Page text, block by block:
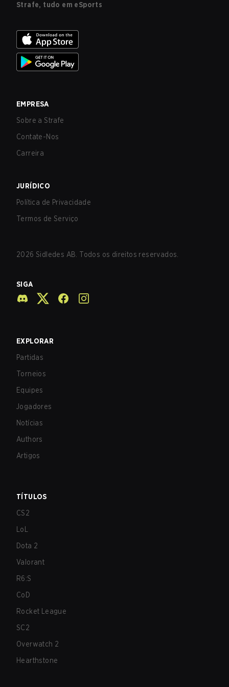
Strafe, tudo em eSports
EMPRESA
Sobre a Strafe
Contate-Nos
Carreira
JURÍDICO
Política de Privacidade
Termos de Serviço
2026 Sidledes AB. Todos os direitos reservados.
SIGA
EXPLORAR
Partidas
Torneios
Equipes
Jogadores
Notícias
Authors
Artigos
TÍTULOS
CS2
LoL
Dota 2
Valorant
R6:S
CoD
Rocket League
SC2
Overwatch 2
Hearthstone